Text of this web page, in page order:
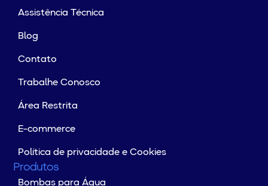
Assistência Técnica
Blog
Contato
Trabalhe Conosco
Área Restrita
E-commerce
Política de privacidade e Cookies
Produtos
Bombas para Água